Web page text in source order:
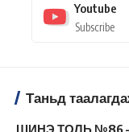
Youtube
Subscribe
Таньд
ШИНЭ ТОЛЬ №86